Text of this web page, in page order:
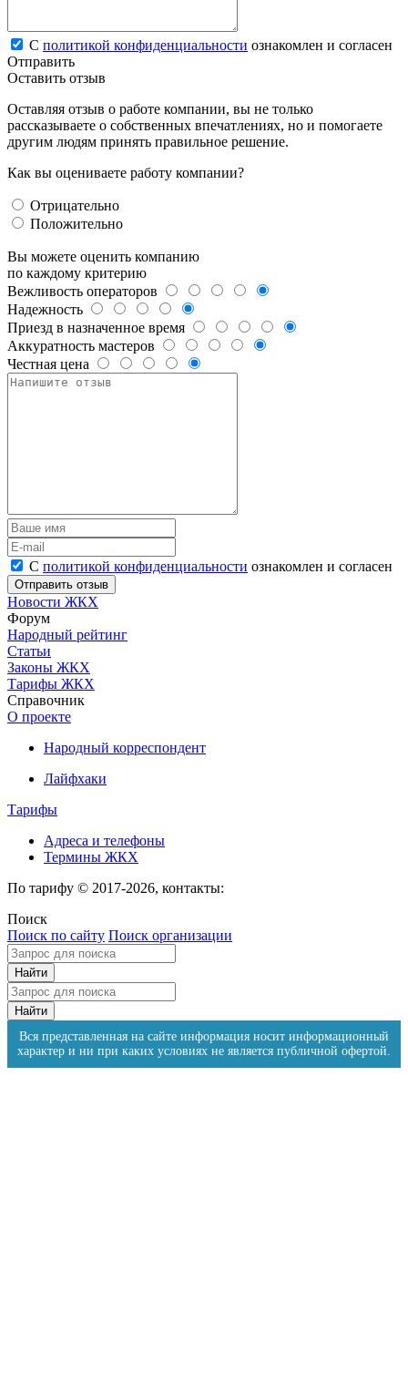
С политикой конфиденциальности ознакомлен и согласен
Отправить
Оставить отзыв
Оставляя отзыв о работе компании, вы не только
рассказываете о собственных впечатлениях, но и помогаете
другим людям принять правильное решение.
Как вы оцениваете работу компании?
Отрицательно
Положительно
Вы можете оценить компанию
по каждому критерию
Вежливость операторов
Надежность
Приезд в назначенное время
Аккуратность мастеров
Честная цена
С политикой конфиденциальности ознакомлен и согласен
Новости ЖКХ
Форум
Народный рейтинг
Статьи
Законы ЖКХ
Тарифы ЖКХ
Справочник
О проекте
Народный корреспондент
Лайфхаки
Тарифы
Адреса и телефоны
Термины ЖКХ
По тарифу © 2017-2026, контакты:
Поиск
Поиск по сайту Поиск организации
Вся представленная на сайте информация носит информационный
характер и ни при каких условиях не является публичной офертой.